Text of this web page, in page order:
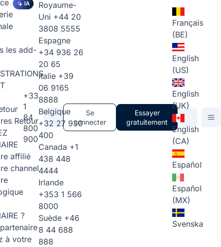
IA
les add-
Retour
affilié
channel
?
à votre
+33
1
84
800
900
Royaume-
Uni +44 20
3808 5555
Espagne
+34 936 26
20 65
Italie +39
06 9165
8888
Belgique
+32 27 930
400
Canada +1
438 448
4444
Irlande
+353 1 566
8000
Suède +46
8 44 688
888
Se
connecter
Essayer
gratuitement
Français
(BE)
English
(US)
English
(UK)
English
(CA)
Español
Español
(MX)
Svenska